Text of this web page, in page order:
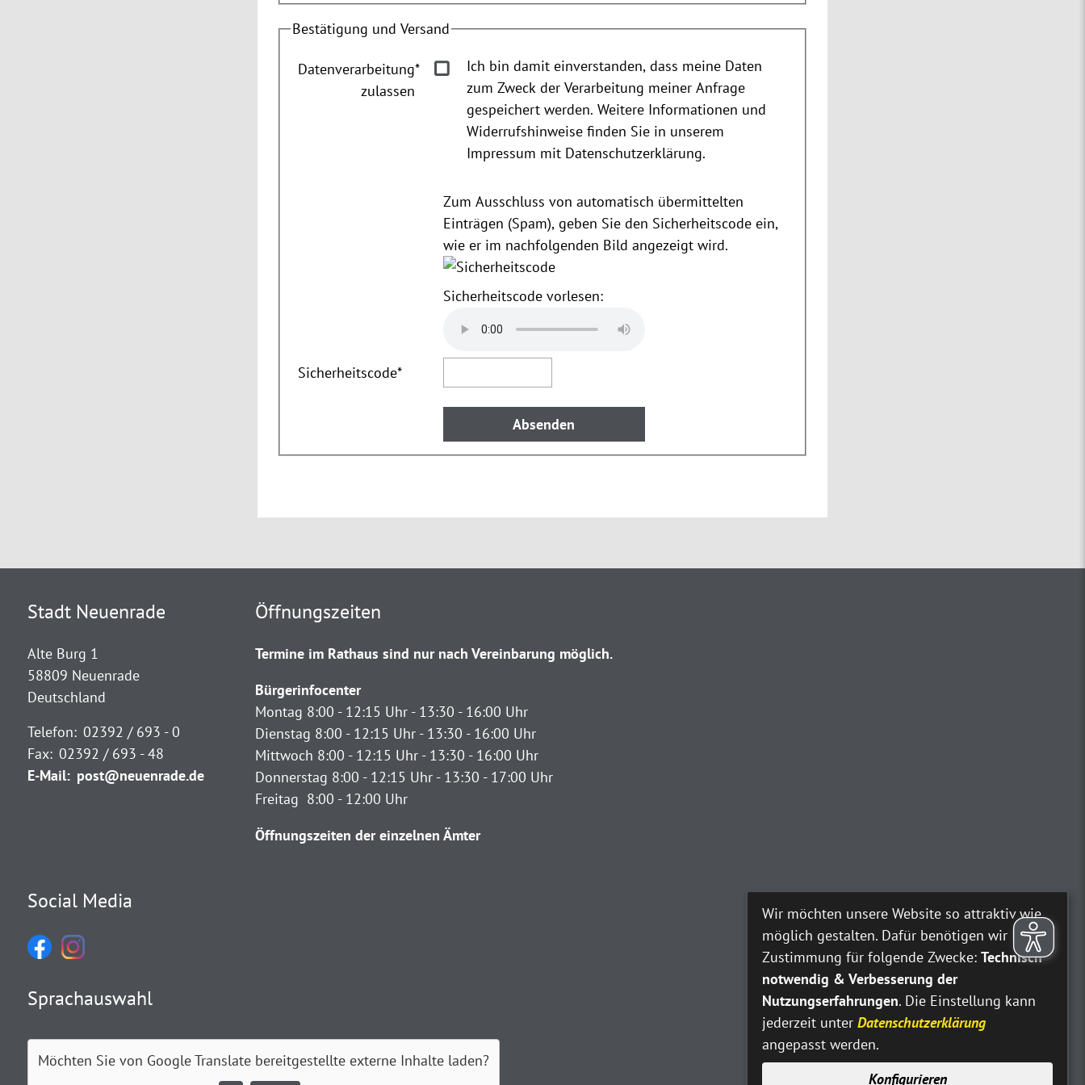
Bestätigung und Versand
Datenverarbeitung
zulassen
*
Ich bin damit einverstanden, dass meine Daten
zum Zweck der Verarbeitung meiner Anfrage
gespeichert werden. Weitere Informationen und
Widerrufshinweise finden Sie in unserem
Impressum mit Datenschutzerklärung.
Zum Ausschluss von automatisch übermittelten
Einträgen (Spam), geben Sie den Sicherheitscode ein,
wie er im nachfolgenden Bild angezeigt wird.
Sicherheitscode vorlesen:
Sicherheitscode*
Stadt Neuenrade
Alte Burg 1
58809 Neuenrade
Deutschland
Telefon: 02392 / 693 - 0
Fax: 02392 / 693 - 48
E-Mail: post@neuenrade.de
Öffnungszeiten
Termine im Rathaus sind nur nach Vereinbarung möglich.
Bürgerinfocenter
Montag 8:00 - 12:15 Uhr - 13:30 - 16:00 Uhr
Dienstag 8:00 - 12:15 Uhr - 13:30 - 16:00 Uhr
Mittwoch 8:00 - 12:15 Uhr - 13:30 - 16:00 Uhr
Donnerstag 8:00 - 12:15 Uhr - 13:30 - 17:00 Uhr
Freitag 8:00 - 12:00 Uhr
Öffnungszeiten der einzelnen Ämter
Social Media
Sprachauswahl
Möchten Sie von Google Translatebereitgestellte externe Inhalte laden?
Wir möchten unsere Website so attraktiv wie
möglich gestalten. Dafür benötigen wir Ihre
Zustimmung für folgende Zwecke: Technisch
notwendig & Verbesserung der
Nutzungserfahrungen. Die Einstellung kann
jederzeit unter Datenschutzerklärung
angepasst werden.
Konfigurieren